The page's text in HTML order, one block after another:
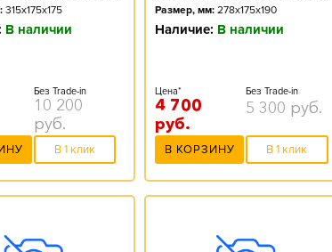
315x175x175
В наличии
Без Trade-in
10 200
руб.
В 1 клик
Размер, мм: 278x175x190
Наличие: В наличии
Цена*
4 700
руб.
Без Trade-in
5 300 руб.
В КОРЗИНУ В 1 клик